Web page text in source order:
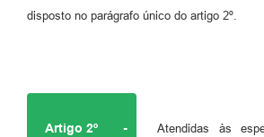
disposto no parágrafo único do artigo 2º.
Artigo 2º - Atendidas às